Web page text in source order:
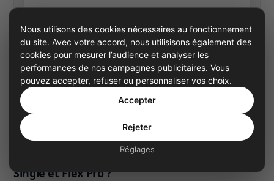
Messagerie vocale par e-mail
Ajouter le pack — 2,20 €/mois
Options mensuelles sans engagement, facturées en
supplément de l’abonnement Flex Essential. Vous pouvez les
ajouter maintenant ou plus tard depuis votre espace client.
Single et Flex Pro ?
Nous utilisons des cookies nécessaires au fonctionnement
du site. Avec votre accord, nous utilisisons également des
cookies pour mesurer l’audience et analyser les
performances de nos campagnes publicitaires. Vous
pouvez accepter, refuser ou personnaliser vos choix.
Accepter
Rejeter
Réglages